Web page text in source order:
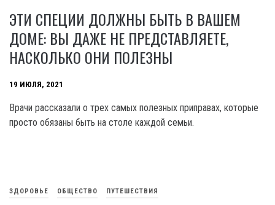
ЭТИ СПЕЦИИ ДОЛЖНЫ БЫТЬ В ВАШЕМ
ДОМЕ: ВЫ ДАЖЕ НЕ ПРЕДСТАВЛЯЕТЕ,
НАСКОЛЬКО ОНИ ПОЛЕЗНЫ
19 ИЮЛЯ, 2021
Врачи рассказали о трех самых полезных приправах, которые
просто обязаны быть на столе каждой семьи.
ЗДОРОВЬЕ ОБЩЕСТВО ПУТЕШЕСТВИЯ